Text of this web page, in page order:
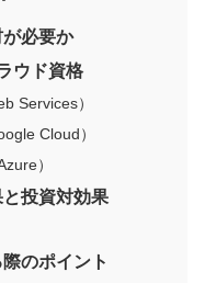
必要か
ウド資格
Services）
Cloud）
）
投資対効果
のポイント